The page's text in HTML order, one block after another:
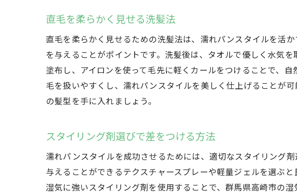
直毛が一変する
地域のサロンが
濡れパンが直毛
濡れパンで直毛を魅
濡れパンで髪を
直毛のクセを活
朝のセットが楽
直毛を柔らかく見せる洗髪法
直毛を柔らかく見せるための洗髪法は、濡れパンスタイルを活
を与えることがポイントです。洗髪後は、タオルで優しく水気
塗布し、アイロンを使って毛先に軽くカールをつけることで、
毛を扱いやすくし、濡れパンスタイルを美しく仕上げることが
の髪型を手に入れましょう。
スタイリング剤選びで差をつける方法
濡れパンスタイルを成功させるためには、適切なスタイリング
与えることができるテクスチャースプレーや軽量ジェルを選ぶ
湿気に強いスタイリング剤を使用することで、群馬県高崎市の